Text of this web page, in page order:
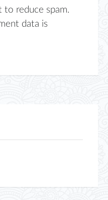
to reduce spam.
data is